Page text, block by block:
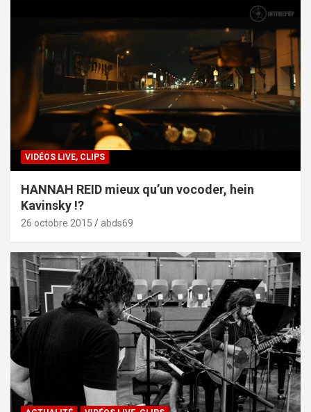
VIDÉOS LIVE, CLIPS
HANNAH REID mieux qu’un vocoder, hein
Kavinsky !?
26 octobre 2015 abds69